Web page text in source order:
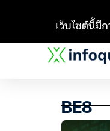
BE8
เว็บไซต์นี้มี